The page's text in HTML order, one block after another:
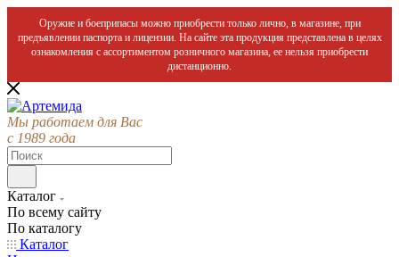
Оружие и боеприпасы можно приобрести только лично, в магазине, при
предъявлении паспорта и лицензии. На сайте эта продукция представлена в целях
ознакомления с ассортиментом розничного магазина, ее нельзя приобрести
дистанционно.
Мы работаем для Вас
с 1989 года
Каталог
По всему сайту
По каталогу
Каталог